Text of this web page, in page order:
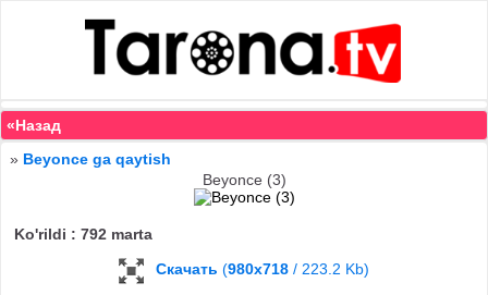
«Назад
» Beyonce ga qaytish
Beyonce (3)
Ko'rildi : 792 marta
Скачать (980x718 / 223.2 Kb)